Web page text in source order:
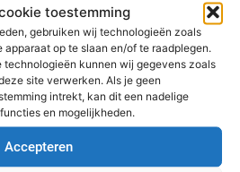
toestemming
gebruiken wij technologieën zoals
op te slaan en/of te raadplegen.
technologieën kunnen wij gegevens zoals
site verwerken. Als je geen
intrekt, kan dit een nadelige
en mogelijkheden.
Accepteren
de boeking (steeds onder
en beschikbaarheid)
krijg je als je boekt
Happy First winter je Club Med
geniet je van: